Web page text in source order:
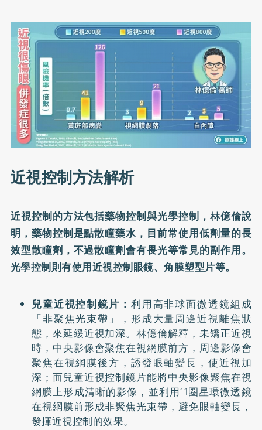
近視控制方法解析
近視控制的方法包括藥物控制與光學控制，林億倫說
明，藥物控制是點散瞳藥水，目前常使用低劑量的長
效型散瞳劑，不過散瞳劑會有畏光等常見的副作用。
光學控制則有使用近視控制眼鏡、角膜塑型片等。
兒童近視控制鏡片： 利用高非球面微透鏡組成
「非聚焦光束帶」，形成大量周邊近視離焦狀
態，來延緩近視加深。林億倫解釋，未矯正近視
時，中央影像會聚焦在視網膜前方，周邊影像會
聚焦在視網膜後方，誘發眼軸變長，使近視加
深；而兒童近視控制鏡片能將中央影像聚焦在視
網膜上形成清晰的影像，並利用11圈星環微透鏡
在視網膜前形成非聚焦光束帶，避免眼軸變長，
發揮近視控制的效果。